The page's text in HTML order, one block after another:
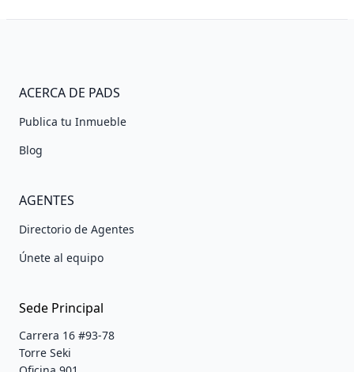
ACERCA DE PADS
Publica tu Inmueble
Blog
AGENTES
Directorio de Agentes
Únete al equipo
Sede Principal
Carrera 16 #93-78
Torre Seki